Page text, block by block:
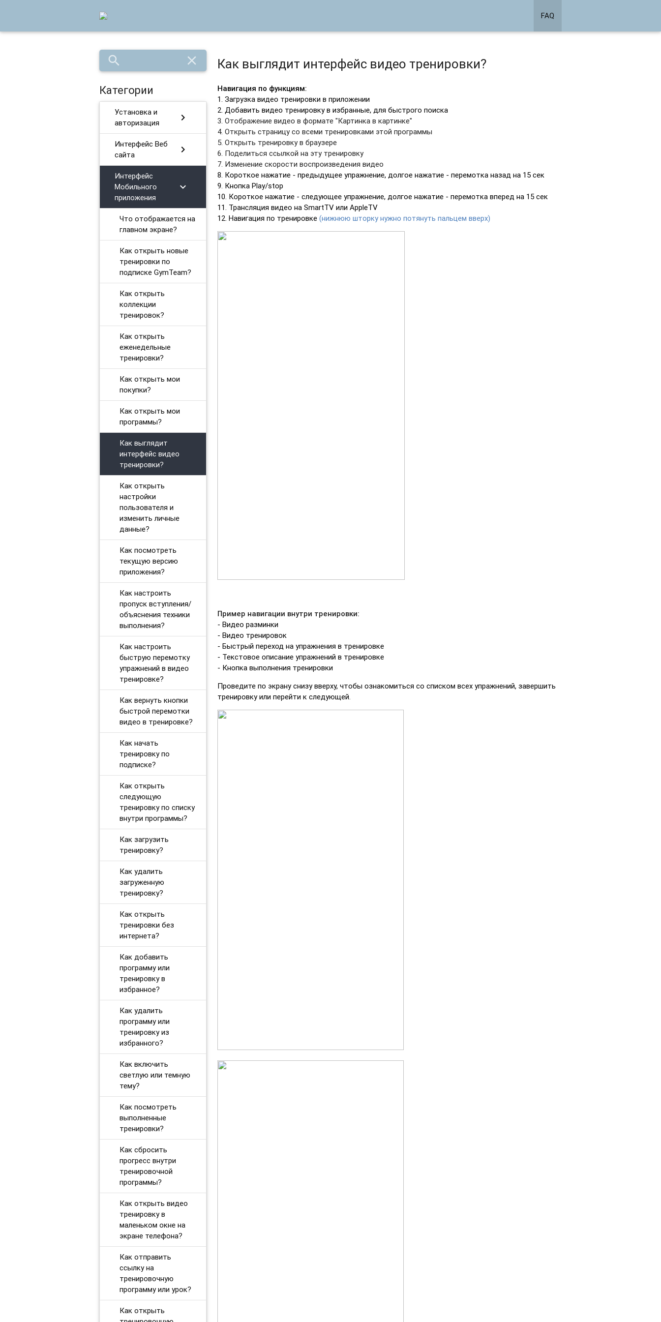
FAQ
search close
Категории
Установка и
авторизация
chevron_right
Интерфейс Веб
сайта
chevron_right
Интерфейс
Мобильного
приложения
chevron_right
Что отображается на
главном экране?
Как открыть новые
тренировки по
подписке GymTeam?
Как открыть
коллекции
тренировок?
Как открыть
еженедельные
тренировки?
Как открыть мои
покупки?
Как открыть мои
программы?
Как выглядит
интерфейс видео
тренировки?
Как открыть
настройки
пользователя и
изменить личные
данные?
Как посмотреть
текущую версию
приложения?
Как настроить
пропуск вступления/
объяснения техники
выполнения?
Как настроить
быструю перемотку
упражнений в видео
тренировке?
Как вернуть кнопки
быстрой перемотки
видео в тренировке?
Как начать
тренировку по
подписке?
Как открыть
следующую
тренировку по списку
внутри программы?
Как загрузить
тренировку?
Как удалить
загруженную
тренировку?
Как открыть
тренировки без
интернета?
Как добавить
программу или
тренировку в
избранное?
Как удалить
программу или
тренировку из
избранного?
Как включить
светлую или темную
тему?
Как посмотреть
выполненные
тренировки?
Как сбросить
прогресс внутри
тренировочной
программы?
Как открыть видео
тренировку в
маленьком окне на
экране телефона?
Как отправить
ссылку на
тренировочную
программу или урок?
Как открыть
Как выглядит интерфейс видео тренировки?
Навигация по функциям:
1. Загрузка видео тренировки в приложении
2. Добавить видео тренировку в избранные, для быстрого поиска
3. Отображение видео в формате "Картинка в картинке"
4. Открыть страницу со всеми тренировками этой программы
5. Открыть тренировку в браузере
6. Поделиться ссылкой на эту тренировку
7. Изменение скорости воспроизведения видео
8. Короткое нажатие - предыдущее упражнение, долгое нажатие - перемотка назад на 15 сек
9. Кнопка Play/stop
10. Короткое нажатие - следующее упражнение, долгое нажатие - перемотка вперед на 15 сек
11. Трансляция видео на SmartTV или AppleTV
12. Навигация по тренировке(нижнюю шторку нужно потянуть пальцем вверх)
Пример навигации внутри тренировки:
- Видео разминки
- Видео тренировок
- Быстрый переход на упражнения в тренировке
- Текстовое описание упражнений в тренировке
- Кнопка выполнения тренировки
Проведите по экрану снизу вверху, чтобы ознакомиться со списком всех упражнений, завершить
тренировку или перейти к следующей.